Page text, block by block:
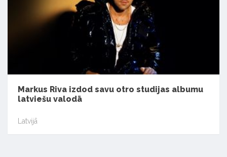
Markus Riva izdod savu otro studijas albumu
latviešu valodā
Latvijā